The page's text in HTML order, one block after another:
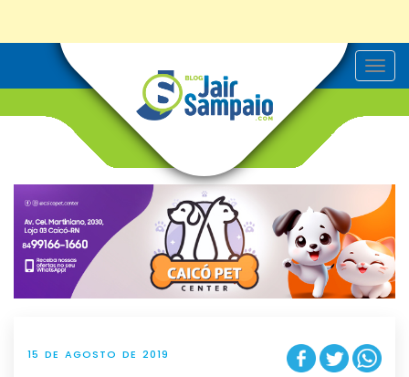
T
o
v
g
t
i
o
n
15 DE AGOSTO DE 2019